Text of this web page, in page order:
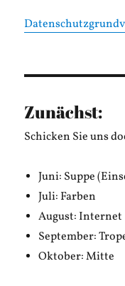
Zunächst:
Schicken Sie uns
Juni: Suppe
Juli: Farben
August: Internet
September:
Oktober: Mitte